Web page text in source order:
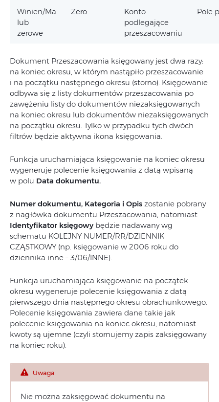
Winien/Ma
lub
zerowe
Zero
Konto
podlegające
przeszacowaniu
Pole
Dokument Przeszacowania księgowany jest dwa razy:
na koniec okresu, w którym nastąpiło przeszacowanie
i na początku następnego okresu (storno). Księgowanie
odbywa się z listy dokumentów przeszacowania po
zawężeniu listy do dokumentów niezaksięgowanych
na koniec okresu lub dokumentów niezaksięgowanych
na początku okresu. Tylko w przypadku tych dwóch
filtrów będzie aktywna ikona księgowania.
Funkcja uruchamiająca księgowanie na koniec okresu
wygeneruje polecenie księgowania z datą wpisaną
w polu Data dokumentu.
Numer dokumentu, Kategoria i Opis zostanie pobrany
z nagłówka dokumentu Przeszacowania, natomiast
Identyfikator księgowy będzie nadawany wg
schematu KOLEJNY NUMER/RR/DZIENNIK
CZĄSTKOWY (np. księgowanie w 2006 roku do
dziennika inne – 3/06/INNE).
Funkcja uruchamiająca księgowanie na początek
okresu wygeneruje polecenie księgowania z datą
pierwszego dnia następnego okresu obrachunkowego.
Polecenie księgowania zawiera dane takie jak
polecenie księgowania na koniec okresu, natomiast
kwoty są ujemne (czyli stornujemy zapis zaksięgowany
na koniec roku).
Uwaga
Nie można zaksięgować dokumentu na